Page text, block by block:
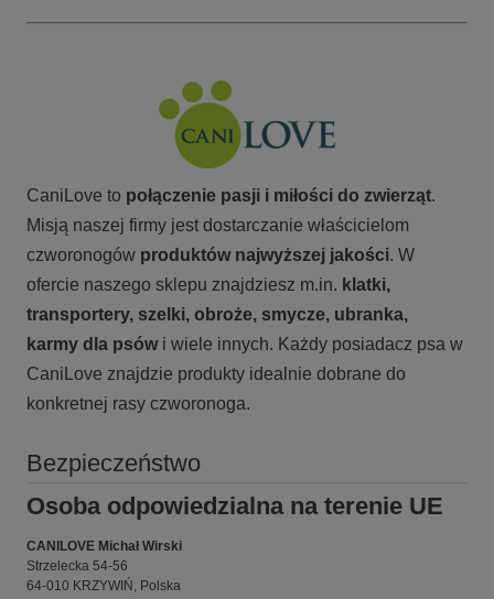
CaniLove to połączenie pasji i miłości do zwierząt.
Misją naszej firmy jest dostarczanie właścicielom
czworonogów produktów najwyższej jakości. W
ofercie naszego sklepu znajdziesz m.in. klatki,
transportery, szelki, obroże, smycze, ubranka,
karmy dla psówi wiele innych. Każdy posiadacz psa w
CaniLove znajdzie produkty idealnie dobrane do
konkretnej rasy czworonoga.
Bezpieczeństwo
Osoba odpowiedzialna na terenie UE
CANILOVE Michał Wirski
Strzelecka 54-56
64-010 KRZYWIŃ, Polska